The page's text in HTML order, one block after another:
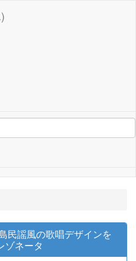
民謡風の歌唱デザインを
ゾネータ